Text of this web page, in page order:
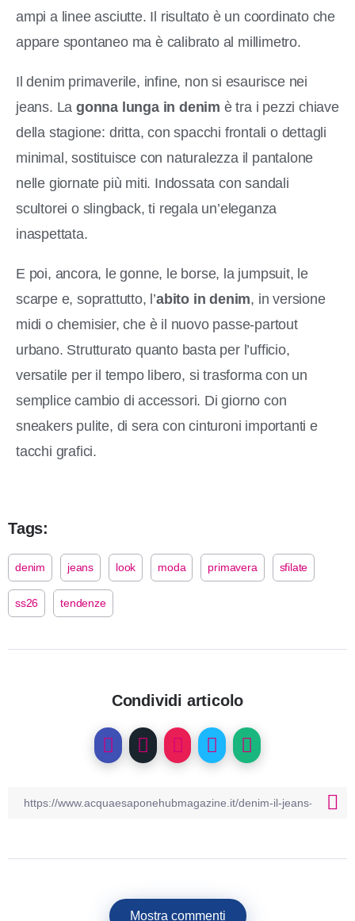
ampi a linee asciutte. Il risultato è un coordinato che
appare spontaneo ma è calibrato al millimetro.
Il denim primaverile, infine, non si esaurisce nei
jeans. La gonna lunga in denim è tra i pezzi chiave
della stagione: dritta, con spacchi frontali o dettagli
minimal, sostituisce con naturalezza il pantalone
nelle giornate più miti. Indossata con sandali
scultorei o slingback, ti regala un’eleganza
inaspettata.
E poi, ancora, le gonne, le borse, la jumpsuit, le
scarpe e, soprattutto, l’abito in denim, in versione
midi o chemisier, che è il nuovo passe-partout
urbano. Strutturato quanto basta per l’ufficio,
versatile per il tempo libero, si trasforma con un
semplice cambio di accessori. Di giorno con
sneakers pulite, di sera con cinturoni importanti e
tacchi grafici.
Tags:
denim jeans look moda primavera sfilate
ss26 tendenze
Condividi articolo
Mostra commenti